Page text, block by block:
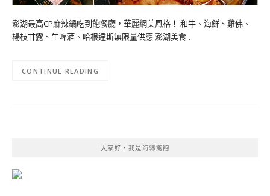
澎湖最高CP麻辣鍋吃到飽餐廳，華麗網美風格！ 和牛、海鮮、雞佛、
楊枝甘露、生啤酒、哈根達斯無限量供應 澎湖美食…
CONTINUE READING
大家好，我是海綿飽飽